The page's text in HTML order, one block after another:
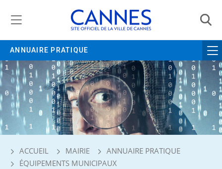
ANNUAIRE PRATIQUE
ACCUEIL MAIRIE
ANNUAIRE PRATIQUE
ÉQUIPEMENTS MUNICIPAUX